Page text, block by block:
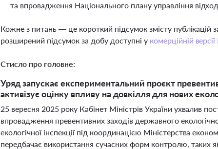
та впровадження Національного плану управління
Кожне з питань — це короткий підсумок змісту
розширений підсумок за добу доступні у комерційній
Стисло про головне:
Уряд запускає експериментальний проєкт
активізує оцінку впливу на довкілля для нових
25 вересня 2025 року Кабінет Міністрів України ухвалив
впровадження превентивних заходів державного
екологічної інспекції під координацією Міністерства
передбачає використання сучасних форм контролю, таких